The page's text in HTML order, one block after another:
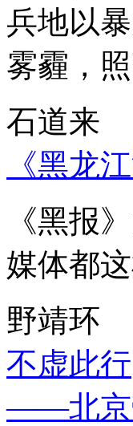
兵地以
雾霾，照
石道来
《黑龙
《黑报
媒体都
野靖环
不虚此行
——北京